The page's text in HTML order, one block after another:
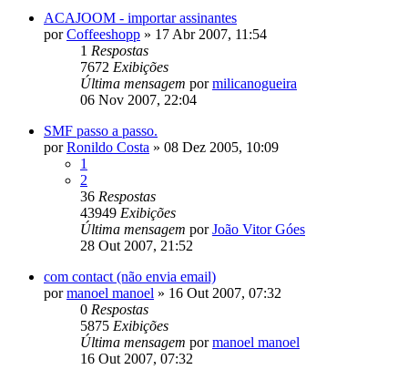
ACAJOOM - importar assinantes
porCoffeeshopp » 17 Abr 2007, 11:54
1 Respostas
7672 Exibições
Última mensagem pormilicanogueira
06 Nov 2007, 22:04
SMF passo a passo.
porRonildo Costa » 08 Dez 2005, 10:09
1
2
36 Respostas
43949 Exibições
Última mensagem porJoão Vitor Góes
28 Out 2007, 21:52
com contact (não envia email)
pormanoel manoel » 16 Out 2007, 07:32
0 Respostas
5875 Exibições
Última mensagem pormanoel manoel
16 Out 2007, 07:32